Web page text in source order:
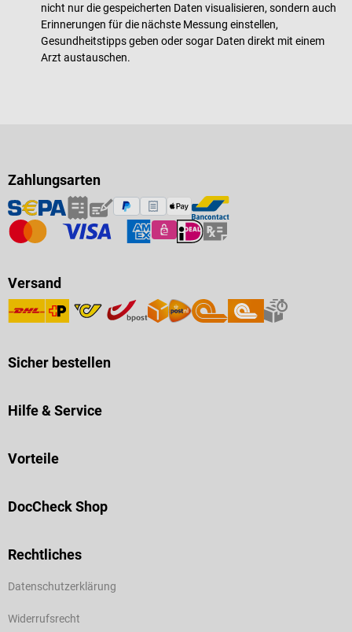
nicht nur die gespeicherten Daten visualisieren, sondern auch
Erinnerungen für die nächste Messung einstellen,
Gesundheitstipps geben oder sogar Daten direkt mit einem
Arzt austauschen.
Zahlungsarten
Versand
Sicher bestellen
Hilfe & Service
Vorteile
DocCheck Shop
Rechtliches
Datenschutzerklärung
Widerrufsrecht